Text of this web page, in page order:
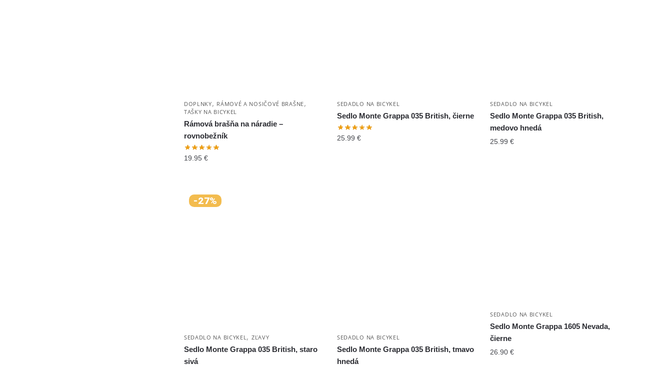
DOPLNKY, RÁMOVÉ A NOSIČOVÉ BRAŠNE,
TAŠKY NA BICYKEL
Rámová brašňa na náradie –
rovnobežník
19.95 €
SEDADLO NA BICYKEL
Sedlo Monte Grappa 035 British, čierne
25.99 €
SEDADLO NA BICYKEL
Sedlo Monte Grappa 035 British,
medovo hnedá
25.99€
-27%
SEDADLO NA BICYKEL, ZĽAVY
Sedlo Monte Grappa 035 British, staro
sivá
SEDADLO NA BICYKEL
Sedlo Monte Grappa 035 British, tmavo
hnedá
SEDADLO NA BICYKEL
Sedlo Monte Grappa 1605 Nevada,
čierne
26.90€